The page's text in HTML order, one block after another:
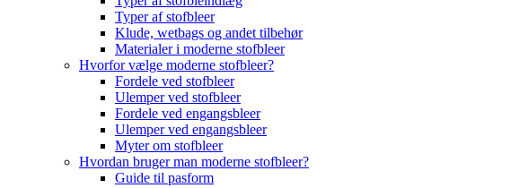
Typer af stofbleer
Klude, wetbags og andet tilbehør
Materialer i moderne stofbleer
Hvorfor vælge moderne stofbleer?
Fordele ved stofbleer
Ulemper ved stofbleer
Fordele ved engangsbleer
Ulemper ved engangsbleer
Myter om stofbleer
Hvordan bruger man moderne stofbleer?
Guide til pasform